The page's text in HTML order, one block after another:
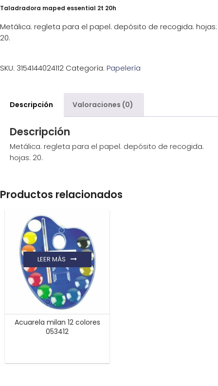
Taladradora maped essential 2t 20h
Metálica. regleta para el papel. depósito de recogida. hojas:
20.
SKU: 3154144024112 Categoría: Papelería
Descripción Valoraciones (0)
Descripción
Metálica. regleta para el papel. depósito de recogida.
hojas: 20.
Productos relacionados
Acuarela milan 12 colores
053412
LEER MÁS